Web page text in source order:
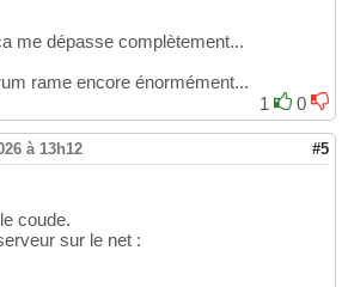
me dépasse complètement...
rame encore énormément...
1
0
à 13h12 #5
coude.
sur le net :